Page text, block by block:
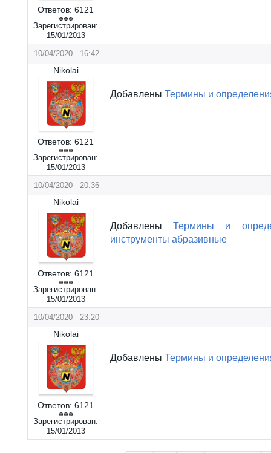
Ответов: 6121
Зарегистрирован:
15/01/2013
10/04/2020 - 16:42
Nikolai
Ответов: 6121
Зарегистрирован:
15/01/2013
Добавлены Термины и
10/04/2020 - 20:36
Nikolai
Ответов: 6121
Зарегистрирован:
15/01/2013
ДобавленыТермины и
инструменты абразивные
10/04/2020 - 23:20
Nikolai
Ответов: 6121
Зарегистрирован:
15/01/2013
Добавлены Термины и